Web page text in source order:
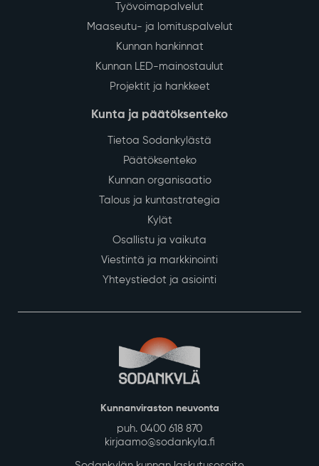
Työvoimapalvelut
Maaseutu- ja lomituspalvelut
Kunnan hankinnat
Kunnan LED-mainostaulut
Projektit ja hankkeet
Kunta ja päätöksenteko
Tietoa Sodankylästä
Päätöksenteko
Kunnan organisaatio
Talous ja kuntastrategia
Kylät
Osallistu ja vaikuta
Viestintä ja markkinointi
Yhteystiedot ja asiointi
Kunnanviraston neuvonta
puh. 0400 618 870
kirjaamo@sodankyla.fi